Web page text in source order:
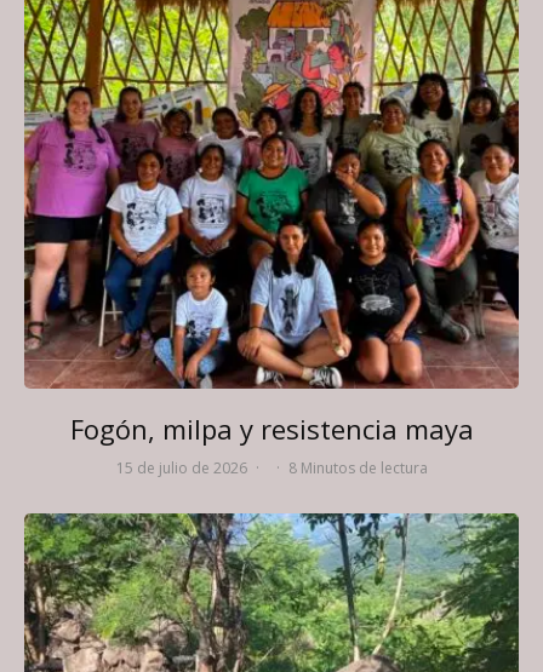
Fogón, milpa y resistencia maya
15 de julio de 2026 · · 8 Minutos de lectura